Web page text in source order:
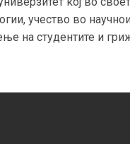
учество во
на студентите и